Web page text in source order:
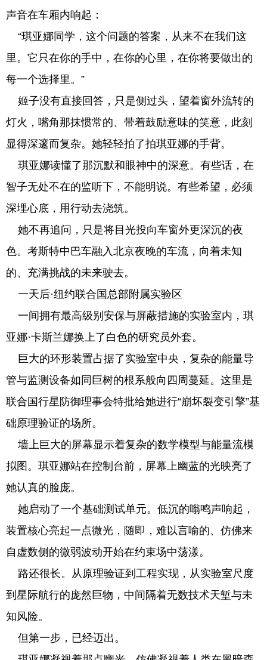
声音在车厢内响起：
“琪亚娜同学，这个问题的答案，从来不在我们这
里。它只在你的手中，在你的心里，在你将要做出的
每一个选择里。”
姬子没有直接回答，只是侧过头，望着窗外流转的
灯火，嘴角那抹惯常的、带着鼓励意味的笑意，此刻
显得深邃而复杂。她轻轻拍了拍琪亚娜的手背。
琪亚娜读懂了那沉默和眼神中的深意。有些话，在
智子无处不在的监听下，不能明说。有些希望，必须
深埋心底，用行动去浇筑。
她不再追问，只是将目光投向车窗外更深沉的夜
色。考斯特中巴车融入北京夜晚的车流，向着未知
的、充满挑战的未来驶去。
一天后·纽约联合国总部附属实验区
一间拥有最高级别安保与屏蔽措施的实验室内，琪
亚娜·卡斯兰娜换上了白色的研究员外套。
巨大的环形装置占据了实验室中央，复杂的能量导
管与监测设备如同巨树的根系般向四周蔓延。这里是
联合国行星防御理事会特批给她进行“崩坏裂变引擎”基
础原理验证的场所。
墙上巨大的屏幕显示着复杂的数学模型与能量流模
拟图。琪亚娜站在控制台前，屏幕上幽蓝的光映亮了
她认真的脸庞。
她启动了一个基础测试单元。低沉的嗡鸣声响起，
装置核心亮起一点微光，随即，难以言喻的、仿佛来
自虚数侧的微弱波动开始在约束场中荡漾。
路还很长。从原理验证到工程实现，从实验室尺度
到星际航行的庞然巨物，中间隔着无数技术天堑与未
知风险。
但第一步，已经迈出。